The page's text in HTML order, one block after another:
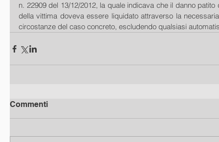
n. 22909 del 13/12/2012, la quale indicava che il danno
della vittima doveva essere liquidato attraverso la
circostanze del caso concreto, escludendo qualsiasi
Commenti